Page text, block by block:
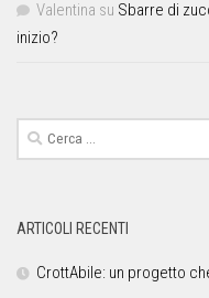
Valentina su Sbarre di
inizio?
ARTICOLI RECENTI
CrottAbile: un progetto